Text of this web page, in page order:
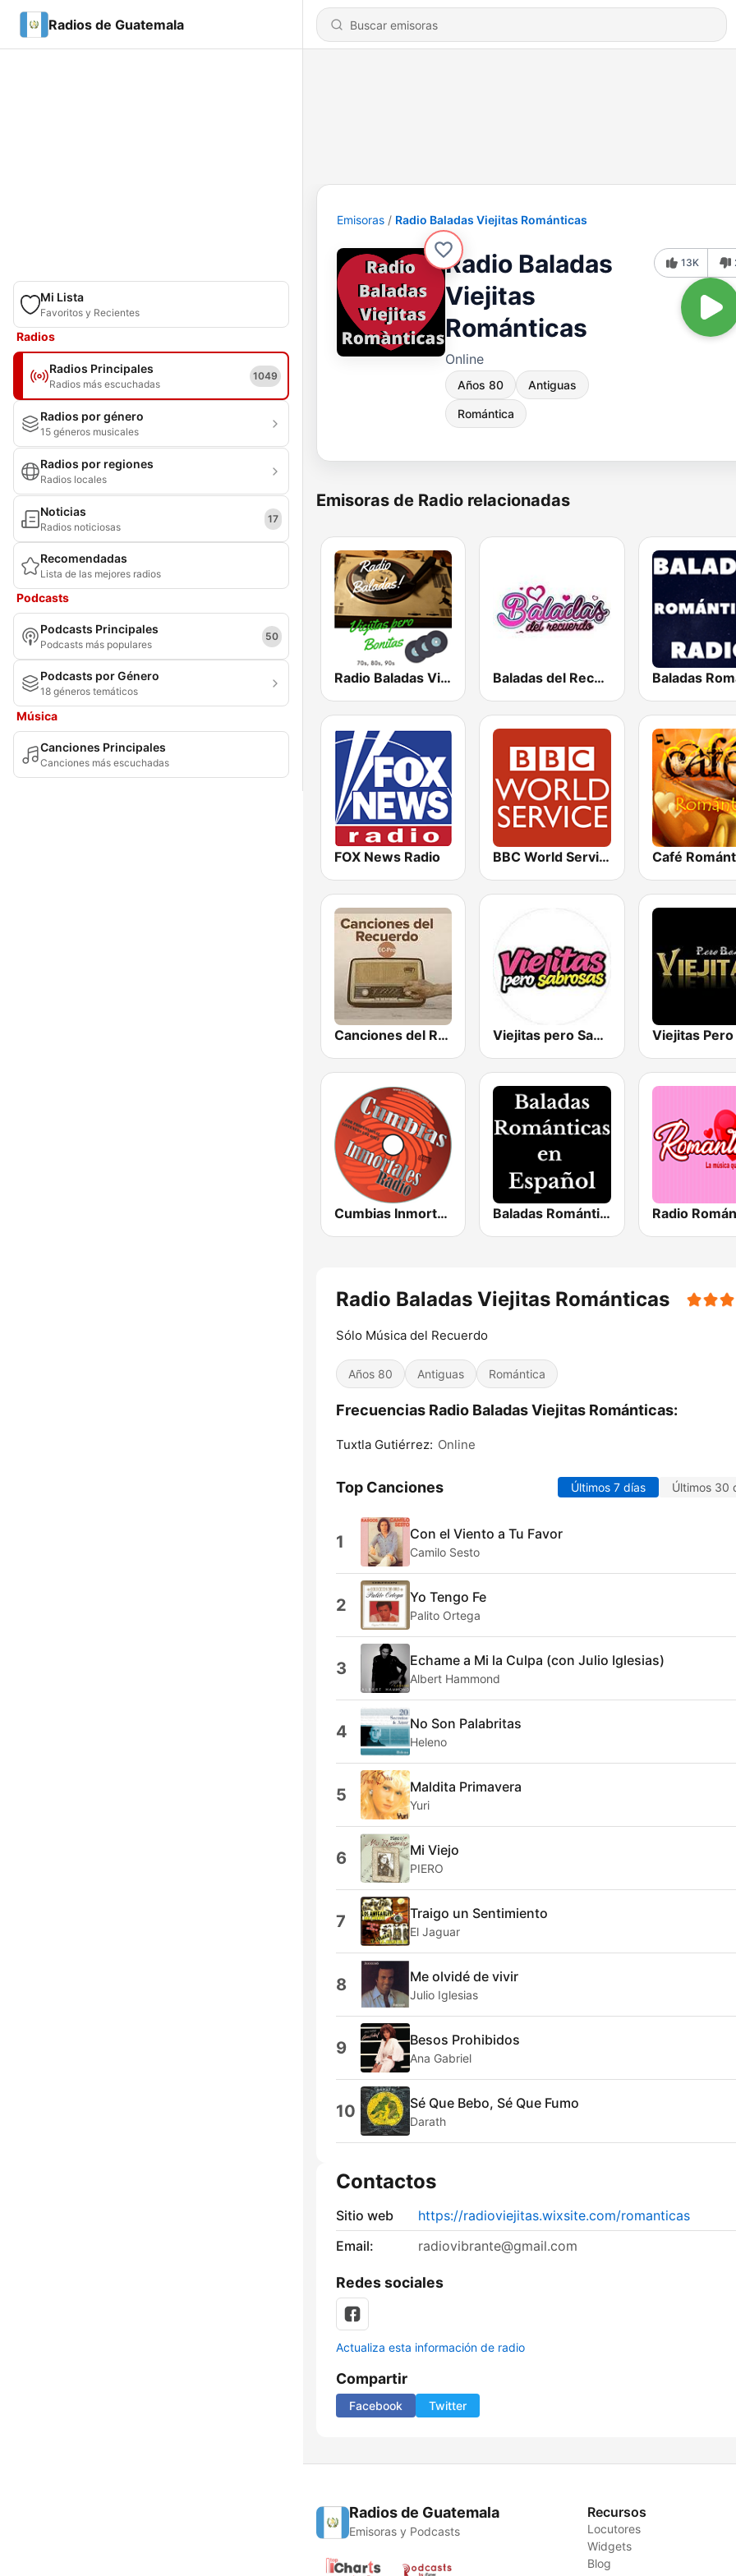
Radios de Guatemala
Mi Lista
Favoritos y Recientes
Radios
Radios Principales
Radios más escuchadas
1049
Radios por género
15 géneros musicales
Radios por regiones
Radios locales
Noticias
Radios noticiosas
17
Recomendadas
Lista de las mejores radios
Podcasts
Podcasts Principales
Podcasts más populares
50
Podcasts por Género
18 géneros temáticos
Música
Canciones Principales
Canciones más escuchadas
Emisoras Radio Baladas Viejitas Románticas
Radio Baladas
Viejitas
Románticas
Online
Años 80 Antiguas
Romántica
13K
Emisoras de Radio relacionadas
Radio Baladas Viejitas Bonitas Baladas del Recuerdo
FOX News Radio BBC World Service
Canciones del Recuerdo DJec Viejitas pero Sabrosas Radio
Cumbias Inmortales Radio Baladas Románticas en Español
Radio Baladas Viejitas Románticas
Sólo Música del Recuerdo
Años 80 Antiguas Romántica
Frecuencias Radio Baladas Viejitas Románticas:
Tuxtla Gutiérrez: Online
Top Canciones Últimos 7 días Últimos 30
1 Con el Viento a Tu Favor
Camilo Sesto
2 Yo Tengo Fe
Palito Ortega
3 Echame a Mi la Culpa (con Julio Iglesias)
Albert Hammond
4 No Son Palabritas
Heleno
5 Maldita Primavera
Yuri
6 Mi Viejo
PIERO
7 Traigo un Sentimiento
El Jaguar
8 Me olvidé de vivir
Julio Iglesias
9 Besos Prohibidos
Ana Gabriel
10 Sé Que Bebo, Sé Que Fumo
Darath
Contactos
Sitio web
https://radioviejitas.wixsite.com/romanticas
Email:
radiovibrante@gmail.com
Redes sociales
Actualiza esta información de radio
Compartir
Facebook Twitter
Radios de Guatemala
Emisoras y Podcasts
Recursos
Locutores
Widgets
Blog